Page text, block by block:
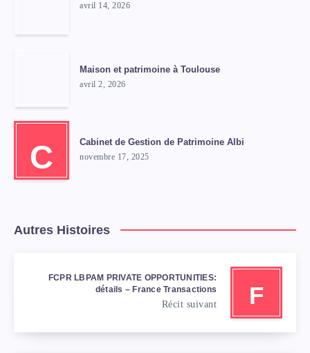
avril 14, 2026
Maison et patrimoine à Toulouse
avril 2, 2026
C Cabinet de Gestion de Patrimoine Albi
novembre 17, 2025
Autres Histoires
F
FCPR LBPAM PRIVATE OPPORTUNITIES:
détails – France Transactions
Récit suivant